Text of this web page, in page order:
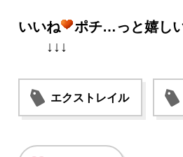
いいね
ポチ…っと嬉し
↓↓↓
エクストレイル